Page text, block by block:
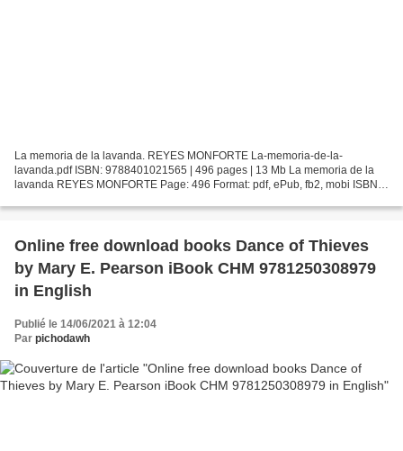
La memoria de la lavanda. REYES MONFORTE La-memoria-de-la-
lavanda.pdf ISBN: 9788401021565 | 496 pages | 13 Mb La memoria de la
lavanda REYES MONFORTE Page: 496 Format: pdf, ePub, fb2, mobi ISBN:
Online free download books Dance of Thieves
by Mary E. Pearson iBook CHM 9781250308979
in English
Publié le 14/06/2021 à 12:04
Par pichodawh